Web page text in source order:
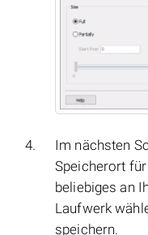
Im nächsten
Speicherort für
beliebiges an
Laufwerk
speichern.